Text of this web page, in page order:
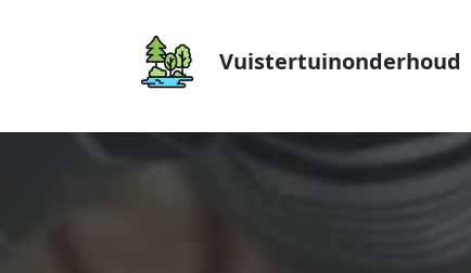
Vuistertuinonderhoud